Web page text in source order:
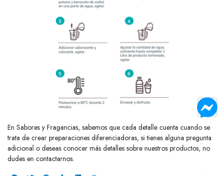
En Sabores y Fragancias, sabemos que cada detalle cuenta cuando se
trata de crear preparaciones diferenciadoras, si tienes alguna pregunta
adicional o deseas conocer más detalles sobre nuestros productos, no
dudes en contactarnos.